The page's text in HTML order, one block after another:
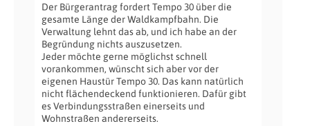
Der Bürgerantrag fordert Tempo 30 über die
gesamte Länge der Waldkampfbahn. Die
Verwaltung lehnt das ab, und ich habe an der
Begründung nichts auszusetzen.
Jeder möchte gerne möglichst schnell
vorankommen, wünscht sich aber vor der
eigenen Haustür Tempo 30. Das kann natürlich
nicht flächendeckend funktionieren. Dafür gibt
es Verbindungsstraßen einerseits und
Wohnstraßen andererseits.